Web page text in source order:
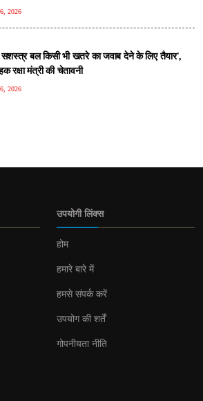
2026
सशस्त्र बल किसी भी खतरे का जवाब देने के लिए तैयार',
रक्षा मंत्री की चेतावनी
2026
उपयोगी लिंक्स
होम
हमारे बारे में
हमसे संपर्क करें
उपयोग की शर्तें
गोपनीयता नीति